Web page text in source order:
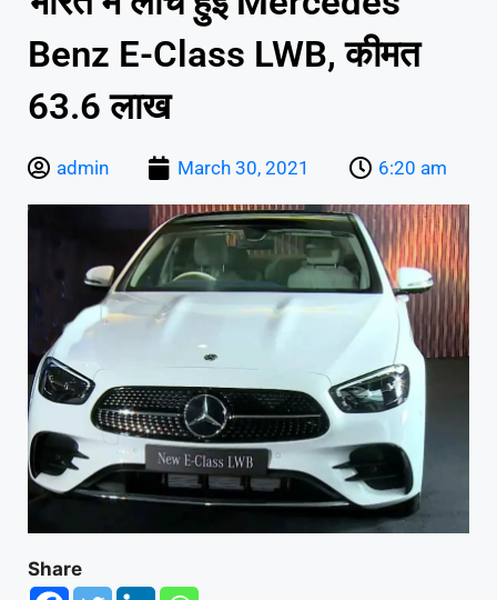
Benz E-Class LWB, कीमत
63.6 लाख
admin March 30, 2021 6:20 am
Share